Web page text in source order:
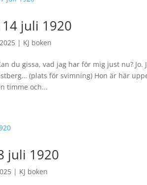
juli 1920
| KJ boken
du gissa, vad jag har för mig just nu?
(plats för svimning) Hon är här
timme och...
juli 1920
| KJ boken